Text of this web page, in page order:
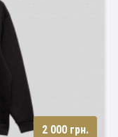
2 000 грн.